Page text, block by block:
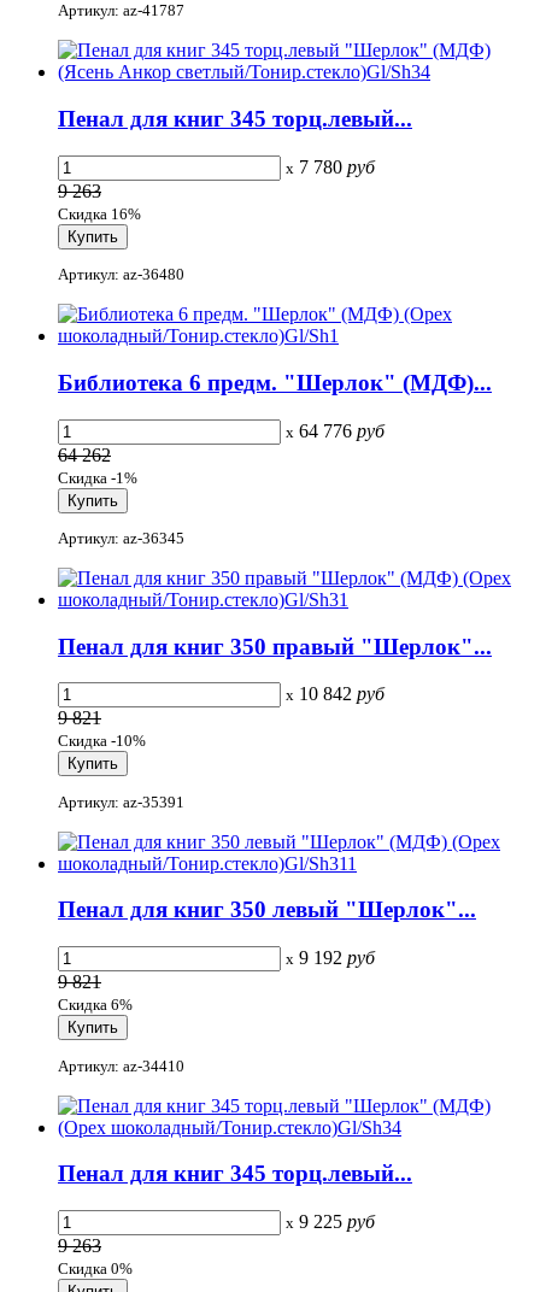
Артикул: az-41787
Пенал для книг 345 торц.левый...
x 7 780 руб
9 263
Скидка 16%
Артикул: az-36480
Библиотека 6 предм. "Шерлок" (МДФ)...
x 64 776 руб
64 262
Скидка -1%
Артикул: az-36345
Пенал для книг 350 правый "Шерлок"...
x 10 842 руб
9 821
Скидка -10%
Артикул: az-35391
Пенал для книг 350 левый "Шерлок"...
x 9 192 руб
9 821
Скидка 6%
Артикул: az-34410
Пенал для книг 345 торц.левый...
x 9 225 руб
9 263
Скидка 0%